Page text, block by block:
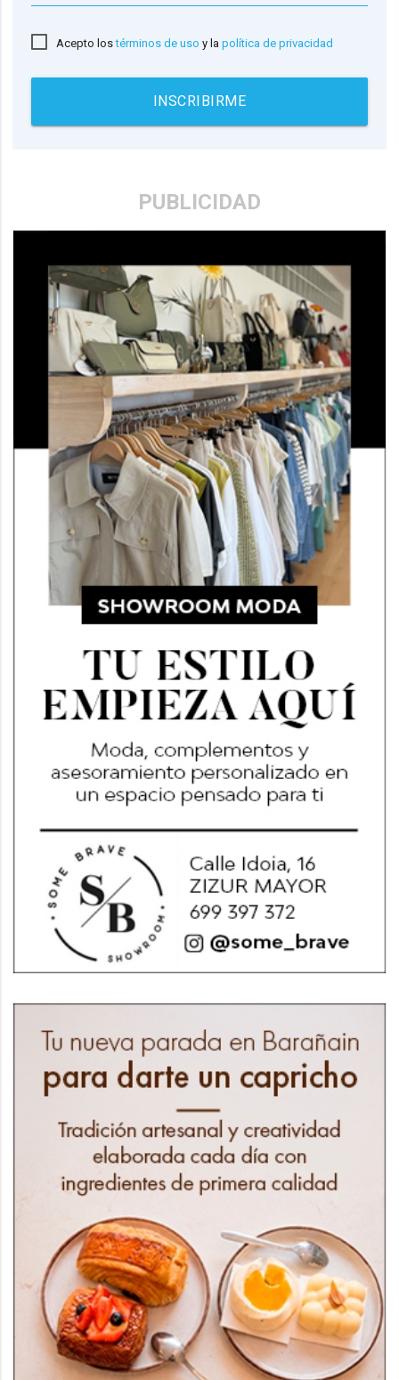
Acepto lostérminos de uso y lapolítica de privacidad
INSCRIBIRME
PUBLICIDAD